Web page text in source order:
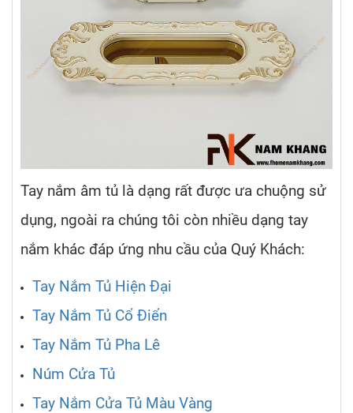
Tay nắm âm tủ là dạng rất được ưa chuộng sử
dụng, ngoài ra chúng tôi còn nhiều dạng tay
nắm khác đáp ứng nhu cầu của Quý Khách:
Tay Nắm Tủ Hiện Đại
Tay Nắm Tủ Cổ Điển
Tay Nắm Tủ Pha Lê
Núm Cửa Tủ
Tay Nắm Cửa Tủ Màu Vàng